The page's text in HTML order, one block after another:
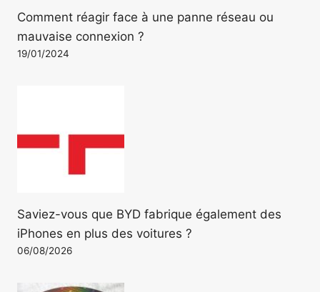
Comment réagir face à une panne réseau ou
mauvaise connexion ?
19/01/2024
Saviez-vous que BYD fabrique également des
iPhones en plus des voitures ?
06/08/2026